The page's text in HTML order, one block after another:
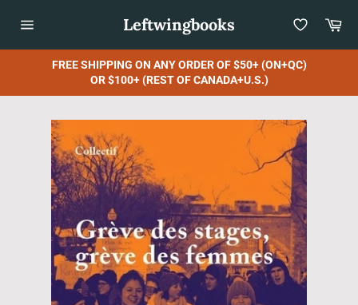
navigation
Leftwingbooks
FREE SHIPPING ON ANY ORDER OF $50+ (ON+QC)
OR $100+ (REST OF CANADA+U.S.)